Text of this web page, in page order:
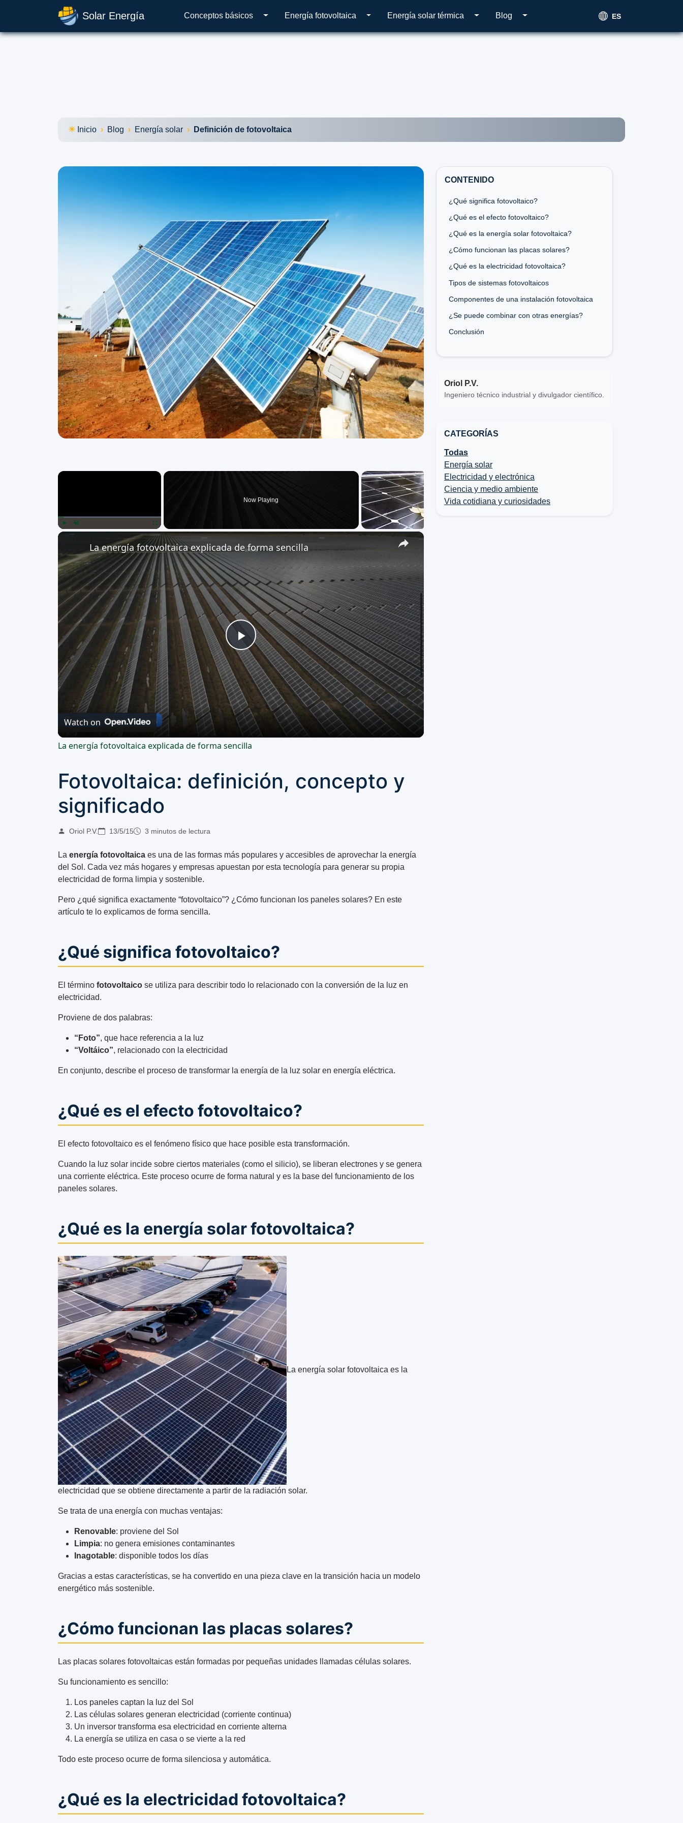
Solar Energía Conceptos básicos Energía fotovoltaica Energía solar térmica Blog ES
Inicio Blog Energía solar Definición de fotovoltaica
×
Play Fullscreen
Now Playing
×
Play
Video
La energía fotovoltaica explicada de forma sencilla
Watch on
La energía fotovoltaica explicada de forma sencilla
Fotovoltaica: definición, concepto y
significado
Oriol P.V. 13/5/15 3 minutos de lectura
La energía fotovoltaica es una de las formas más populares y accesibles de aprovechar la energía
del Sol. Cada vez más hogares y empresas apuestan por esta tecnología para generar su propia
electricidad de forma limpia y sostenible.
Pero ¿qué significa exactamente “fotovoltaico”? ¿Cómo funcionan los paneles solares? En este
artículo te lo explicamos de forma sencilla.
¿Qué significa fotovoltaico?
El término fotovoltaico se utiliza para describir todo lo relacionado con la conversión de la luz en
electricidad.
Proviene de dos palabras:
“Foto”, que hace referencia a la luz
“Voltáico”, relacionado con la electricidad
En conjunto, describe el proceso de transformar la energía de la luz solar en energía eléctrica.
¿Qué es el efecto fotovoltaico?
El efecto fotovoltaico es el fenómeno físico que hace posible esta transformación.
Cuando la luz solar incide sobre ciertos materiales (como el silicio), se liberan electrones y se genera
una corriente eléctrica. Este proceso ocurre de forma natural y es la base del funcionamiento de los
paneles solares.
¿Qué es la energía solar fotovoltaica?
La energía solar fotovoltaica es la
electricidad que se obtiene directamente a partir de la radiación solar.
Se trata de una energía con muchas ventajas:
Renovable: proviene del Sol
Limpia: no genera emisiones contaminantes
Inagotable: disponible todos los días
Gracias a estas características, se ha convertido en una pieza clave en la transición hacia un modelo
energético más sostenible.
¿Cómo funcionan las placas solares?
Las placas solares fotovoltaicas están formadas por pequeñas unidades llamadas células solares.
Su funcionamiento es sencillo:
Los paneles captan la luz del Sol
Las células solares generan electricidad (corriente continua)
Un inversor transforma esa electricidad en corriente alterna
La energía se utiliza en casa o se vierte a la red
Todo este proceso ocurre de forma silenciosa y automática.
¿Qué es la electricidad fotovoltaica?
CONTENIDO
¿Qué significa fotovoltaico?
¿Qué es el efecto fotovoltaico?
¿Qué es la energía solar fotovoltaica?
¿Cómo funcionan las placas solares?
¿Qué es la electricidad fotovoltaica?
Tipos de sistemas fotovoltaicos
Componentes de una instalación fotovoltaica
¿Se puede combinar con otras energías?
Conclusión
Oriol P.V.
Ingeniero técnico industrial y divulgador científico.
CATEGORÍAS
Todas
Energía solar
Electricidad y electrónica
Ciencia y medio ambiente
Vida cotidiana y curiosidades